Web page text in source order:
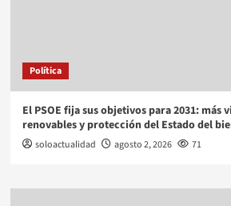
Política
El PSOE fija sus objetivos para 2031: más
renovables y protección del Estado del
soloactualidad agosto 2, 2026 71